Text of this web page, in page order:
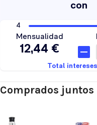
Comprados